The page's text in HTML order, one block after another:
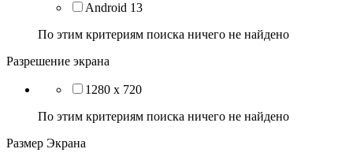
Android 13
По этим критериям поиска ничего не найдено
Разрешение экрана
1280 x 720
По этим критериям поиска ничего не найдено
Размер Экрана